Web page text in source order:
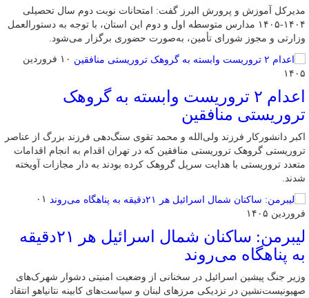
مدیرکل آموزش و پرورش البرز گفت: امتحانات نوبت دوم سال تحصیلی
۱۴۰۴-۱۴۰۵ مدارس متوسطه اول و دوم این استان، با توجه به دستورالعمل
وزارتی و مجوز شورای تأمین، به‌صورت حضوری برگزار می‌شود.
۱۰ فروردین
۱۴۰۵
اعدام ۲ تروریست وابسته به گروهک
تروریستی منافقین
اکبر دانشورکار فرزند ولی‌الله و محمد تقوی سنگ‌دهی فرزند بزرگ از عناصر
تروریستی گروهک تروریستی منافقین که در تهران اقدام به انجام اقدامات
متعدد تروریستی با هدایت سرپل گروهک کرده بودند به دار مجازات آویخته
شدند.
۰۱
فروردین ۱۴۰۵
لیبرمن: ساکنان شمال اسرائیل هر ۲۱دقیقه
به پناهگاه می‌روند
وزیر جنگ پیشین اسرائیل در سخنانی از وضعیت امنیتی دشوار شهرک‌های
صهیونیست‌نشین در نزدیکی مرزهای لبنان و سیاست‌های کابینه نتانیاهو انتقاد